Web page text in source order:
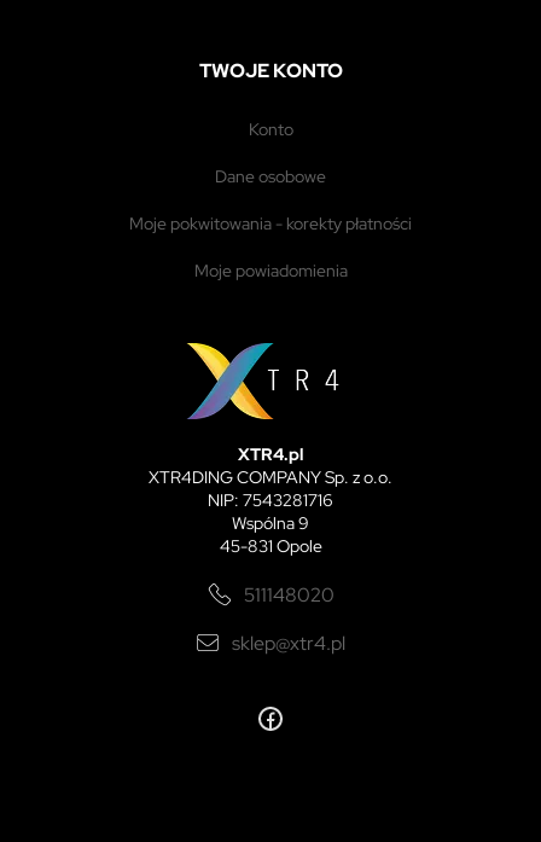
TWOJE KONTO
konto
dane osobowe
moje pokwitowania - korekty płatności
moje powiadomienia
XTR4.pl
XTR4DING COMPANY Sp. z o.o.
NIP: 7543281716
Wspólna 9
45-831 Opole
511148020
sklep@xtr4.pl